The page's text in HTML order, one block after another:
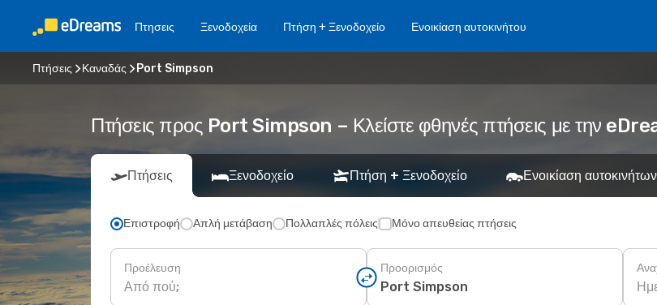
Πτησεις Ξενοδοχεία Πτήση + Ξενοδοχείο Ενοικίαση αυτοκινήτου
Πτήσεις Καναδάς Port Simpson
Πτήσεις προς Port Simpson – Κλείστε φθηνές πτήσεις με την
Πτήσεις Ξενοδοχείο Πτήση + Ξενοδοχείο Ενοικίαση αυτοκινήτων
Επιστροφή Απλή μετάβαση Πολλαπλές πόλεις Μόνο απευθείας πτήσεις
Προέλευση Προορισμός